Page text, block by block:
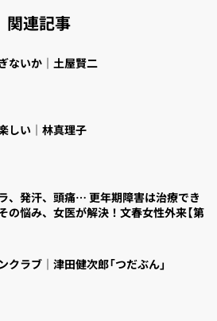
関連記事
ないか｜土屋賢二
しい｜林真理子
、発汗、頭痛… 更年期障害は治療でき
の悩み、女医が解決！文春女性外来【第
クラブ｜津田健次郎「つだぶん」